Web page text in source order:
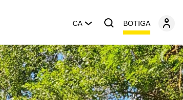
CA BOTIGA